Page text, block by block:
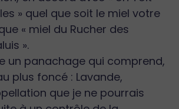
» quel que soit le miel votre
« miel du Rucher des
».
un panachage qui comprend,
plus foncé : Lavande,
que je ne pourrais